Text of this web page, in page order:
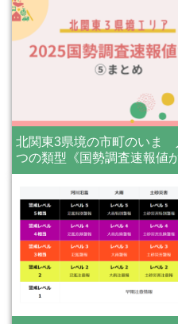
北関東3県境の市町のいま
つの類型《国勢調査速報値